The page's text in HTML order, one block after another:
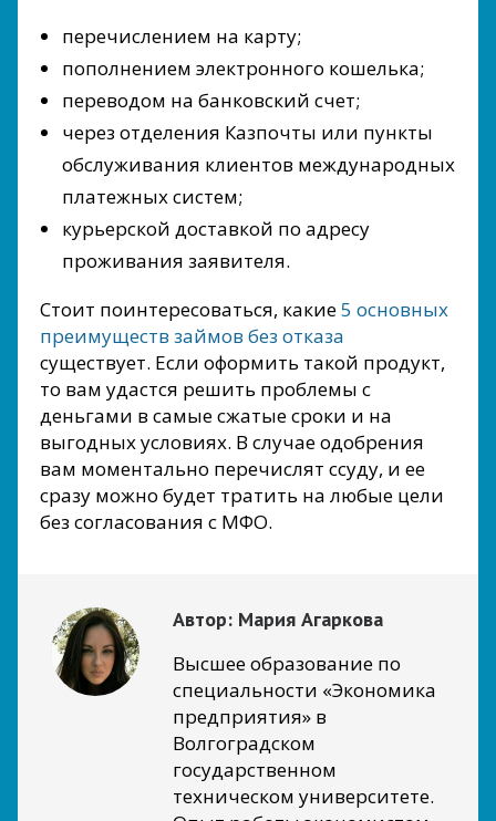
перечислением на карту;
пополнением электронного кошелька;
переводом на банковский счет;
через отделения Казпочты или пункты
обслуживания клиентов международных
платежных систем;
курьерской доставкой по адресу
проживания заявителя.
Стоит поинтересоваться, какие5 основных
преимуществ займов без отказа
существует. Если оформить такой продукт,
то вам удастся решить проблемы с
деньгами в самые сжатые сроки и на
выгодных условиях. В случае одобрения
вам моментально перечислят ссуду, и ее
сразу можно будет тратить на любые цели
без согласования с МФО.
Автор: Мария Агаркова
Высшее образование по
специальности «Экономика
предприятия» в
Волгоградском
государственном
техническом университете.